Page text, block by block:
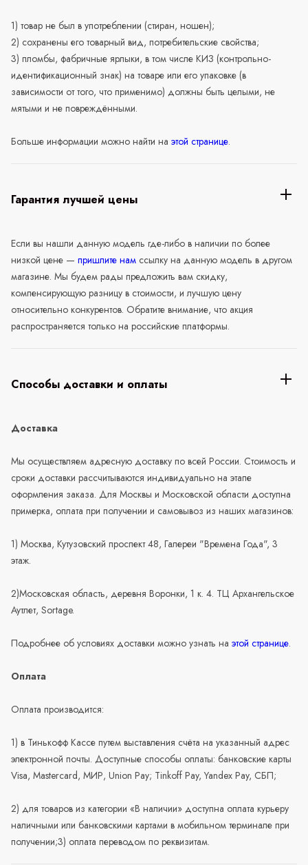
1) товар не был в употреблении (стиран, ношен);
2) сохранены его товарный вид, потребительские свойства;
3) пломбы, фабричные ярлыки, в том числе КИЗ (контрольно-
идентификационный знак) на товаре или его упаковке (в
зависимости от того, что применимо) должны быть целыми, не
мятыми и не повреждёнными.
Больше информации можно найти на этой странице.
Гарантия лучшей цены
Если вы нашли данную модель где-либо в наличии по более
низкой цене — пришлите нам ссылку на данную модель в другом
магазине. Мы будем рады предложить вам скидку,
компенсирующую разницу в стоимости, и лучшую цену
относительно конкурентов. Обратите внимание, что акция
распространяется только на российские платформы.
Способы доставки и оплаты
Доставка
Мы осуществляем адресную доставку по всей России. Стоимость и
сроки доставки рассчитываются индивидуально на этапе
оформления заказа. Для Москвы и Московской области доступна
примерка, оплата при получении и самовывоз из наших магазинов:
1) Москва, Кутузовский проспект 48, Галереи "Времена Года", 3
этаж.
2)Московская область, деревня Воронки, 1 к. 4. ТЦ Архангельское
Аутлет, Sortage.
Подробнее об условиях доставки можно узнать на этой странице.
Оплата
Оплата производится:
1) в Тинькофф Кассе путем выставления счёта на указанный адрес
электронной почты. Доступные способы оплаты: банковские карты
Visa, Mastercard, МИР, Union Pay; Tinkoff Pay, Yandex Pay, СБП;
2) для товаров из категории «В наличии» доступна оплата курьеру
наличными или банковскими картами в мобильном терминале при
получении;3) оплата переводом по реквизитам.